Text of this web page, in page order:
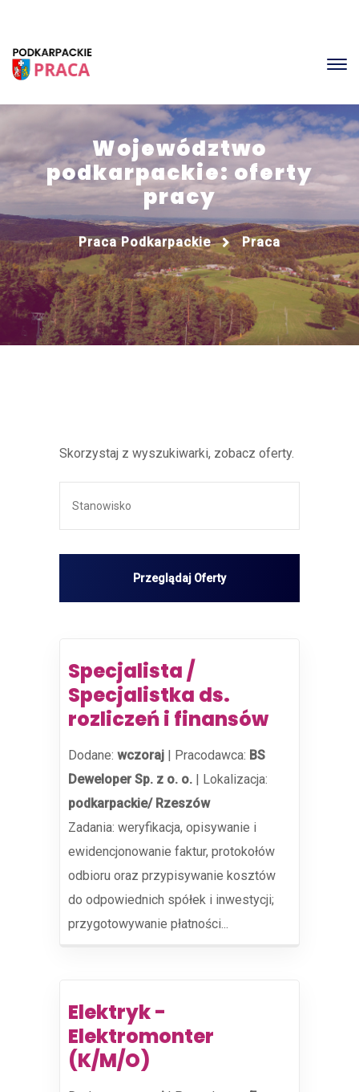
Województwo
podkarpackie: oferty
pracy
Praca Podkarpackie Praca
Skorzystaj z wyszukiwarki, zobacz oferty.
Specjalista /
Specjalistka ds.
rozliczeń i finansów
Dodane: wczoraj | Pracodawca: BS
Deweloper Sp. z o. o. | Lokalizacja:
podkarpackie/ Rzeszów
Zadania: weryfikacja, opisywanie i
ewidencjonowanie faktur, protokołów
odbioru oraz przypisywanie kosztów
do odpowiednich spółek i inwestycji;
przygotowywanie płatności...
Elektryk -
Elektromonter
(K/M/O)